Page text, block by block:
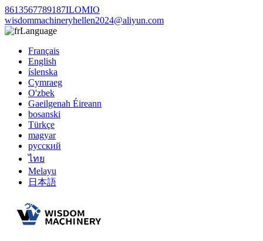
8613567789187ILOMIO
wisdommachineryhellen2024@aliyun.com
Language
Français
English
íslenska
Cymraeg
O'zbek
Gaeilgenah Éireann
bosanski
Türkçe
magyar
русский
ไทย
Melayu
日本語